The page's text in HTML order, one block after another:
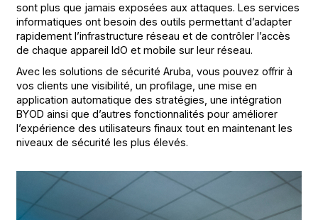
sont plus que jamais exposées aux attaques. Les services
informatiques ont besoin des outils permettant d’adapter
rapidement l’infrastructure réseau et de contrôler l’accès
de chaque appareil IdO et mobile sur leur réseau.
Avec les solutions de sécurité Aruba, vous pouvez offrir à
vos clients une visibilité, un profilage, une mise en
application automatique des stratégies, une intégration
BYOD ainsi que d’autres fonctionnalités pour améliorer
l’expérience des utilisateurs finaux tout en maintenant les
niveaux de sécurité les plus élevés.